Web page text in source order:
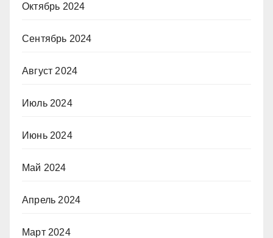
Октябрь 2024
Сентябрь 2024
Август 2024
Июль 2024
Июнь 2024
Май 2024
Апрель 2024
Март 2024